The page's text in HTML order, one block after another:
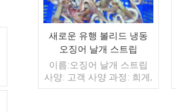
브랜드: 푸 완 행
새로운 유행 볼리드 냉동
오징어 날개 스트립
이름:오징어 날개 스트립
사양: 고객 사양 과정: 희게,
절단 글레이징: IQF 45%(맞